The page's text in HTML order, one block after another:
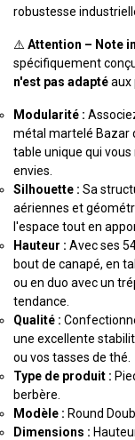
robustesse
⚠️ Attention – Note
spécifiquement
n'est pas adaptéaux
Modularité :
métal martelé Bazar
table unique qui
envies.
Silhouette : Sa
aériennes et
l'espace tout en
Hauteur : Avec ses
bout de canapé, en
ou en duo avec un
tendance.
Qualité :
une excellente
ou vos tasses de thé.
Type de produit :
berbère.
Modèle : Round
Dimensions :